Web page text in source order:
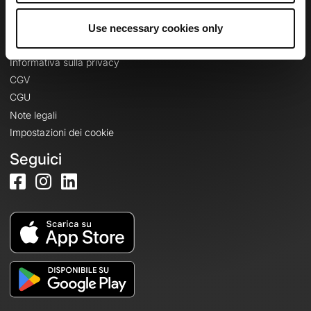
Use necessary cookies only
Informativa sulla privacy
CGV
CGU
Note legali
Impostazioni dei cookie
Seguici